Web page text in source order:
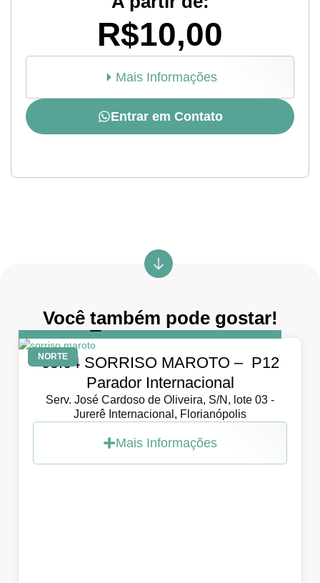
R$10,00
Mais Informações
Entrar em Contato
Você também pode gostar!
NORTE
DIA5 de abril de 2026
05.04 SORRISO MAROTO – P12
Parador Internacional
Serv. José Cardoso de Oliveira, S/N, lote 03 -
Jurerê Internacional, Florianópolis
Mais Informações